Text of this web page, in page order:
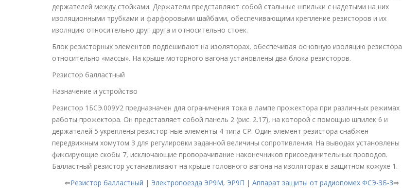
держателей между стойками. Держатели представляют собой стальные шпильки с надетыми на них
изоляционными трубками и фарфоровыми шайбами, обеспечивающими крепление резисторов и их
изоляцию относительно друг друга и относительно стоек.
Блок резисторных элементов подвешивают на изоляторах, обеспечивая основную изоляцию резистора
относительно «массы». На крыше моторного вагона установлены два блока резисторов.
Резистор балластный
Назначение и устройство
Резистор 1БСЭ.009У2 предназначен для ограничения тока в лампе прожектора при различных режимах
работы прожектора. Он представляет собой панель 2 (рис. 2.17), на которой с помощью шпилек 6 и
держателей 5 укреплены резистор-ные элементы 4 типа СР. Один элемент резистора снабжен
передвижным хомутом 3 для регулировки заданной величины сопротивления. На выводах установлены
фиксирующие скобы 7, исключающие проворачивание наконечников присоединительных проводов.
Балластный резистор устанавливают на крыше головного вагона на изоляторах в защитном кожухе 1.
⇐Резистор балластный | Электропоезда ЭР9М, ЭР9П | Аппарат защиты от радиопомех ФСЭ-ЗБ-3⇒